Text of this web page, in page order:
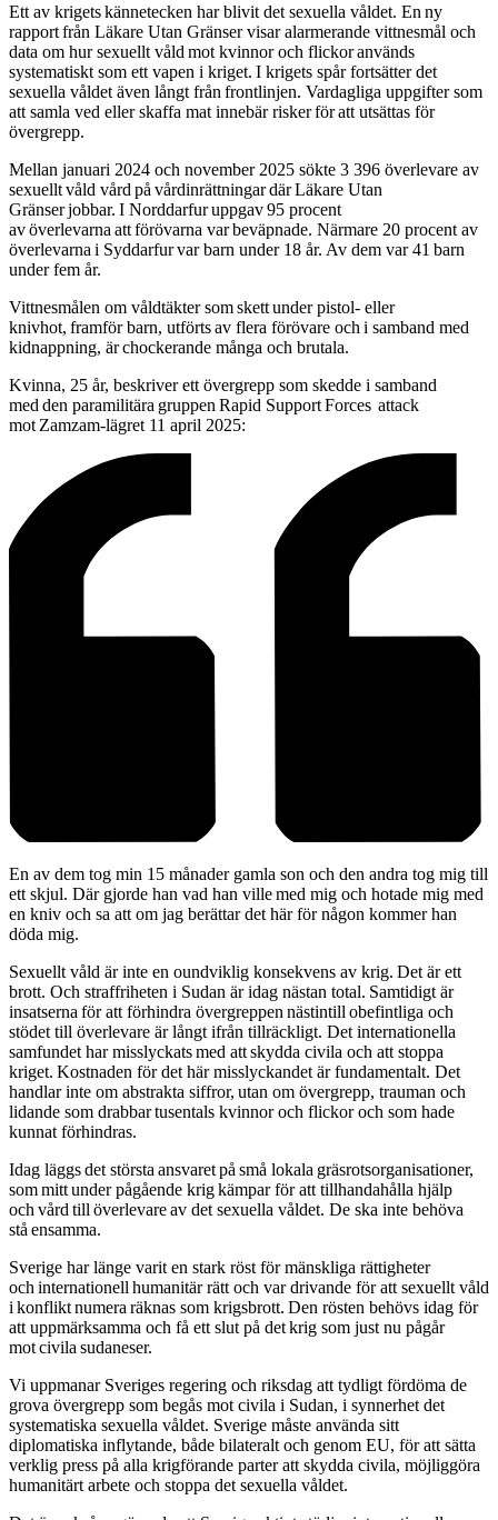
Ett av krigets kännetecken har blivit det sexuella våldet. En ny
rapport från Läkare Utan Gränser visar alarmerande vittnesmål och
data om hur sexuellt våld mot kvinnor och flickor används
systematiskt som ett vapen i kriget. I krigets spår fortsätter det
sexuella våldet även långt från frontlinjen. Vardagliga uppgifter som
att samla ved eller skaffa mat innebär risker för att utsättas för
övergrepp.
Mellan januari 2024 och november 2025 sökte 3 396 överlevare av
sexuellt våld vård på vårdinrättningar där Läkare Utan
Gränser jobbar. I Norddarfur uppgav 95 procent
av överlevarna att förövarna var beväpnade. Närmare 20 procent av
överlevarna i Syddarfur var barn under 18 år. Av dem var 41 barn
under fem år.
Vittnesmålen om våldtäkter som skett under pistol- eller
knivhot, framför barn, utförts av flera förövare och i samband med
kidnappning, är chockerande många och brutala.
Kvinna, 25 år, beskriver ett övergrepp som skedde i samband
med den paramilitära gruppen Rapid Support Forces attack
mot Zamzam-lägret 11 april 2025:
En av dem tog min 15 månader gamla son och den andra tog mig till
ett skjul. Där gjorde han vad han ville med mig och hotade mig med
en kniv och sa att om jag berättar det här för någon kommer han
döda mig.
Sexuellt våld är inte en oundviklig konsekvens av krig. Det är ett
brott. Och straffriheten i Sudan är idag nästan total. Samtidigt är
insatserna för att förhindra övergreppen nästintill obefintliga och
stödet till överlevare är långt ifrån tillräckligt. Det internationella
samfundet har misslyckats med att skydda civila och att stoppa
kriget. Kostnaden för det här misslyckandet är fundamentalt. Det
handlar inte om abstrakta siffror, utan om övergrepp, trauman och
lidande som drabbar tusentals kvinnor och flickor och som hade
kunnat förhindras.
Idag läggs det största ansvaret på små lokala gräsrotsorganisationer,
som mitt under pågående krig kämpar för att tillhandahålla hjälp
och vård till överlevare av det sexuella våldet. De ska inte behöva
stå ensamma.
Sverige har länge varit en stark röst för mänskliga rättigheter
och internationell humanitär rätt och var drivande för att sexuellt våld
i konflikt numera räknas som krigsbrott. Den rösten behövs idag för
att uppmärksamma och få ett slut på det krig som just nu pågår
mot civila sudaneser.
Vi uppmanar Sveriges regering och riksdag att tydligt fördöma de
grova övergrepp som begås mot civila i Sudan, i synnerhet det
systematiska sexuella våldet. Sverige måste använda sitt
diplomatiska inflytande, både bilateralt och genom EU, för att sätta
verklig press på alla krigförande parter att skydda civila, möjliggöra
humanitärt arbete och stoppa det sexuella våldet.